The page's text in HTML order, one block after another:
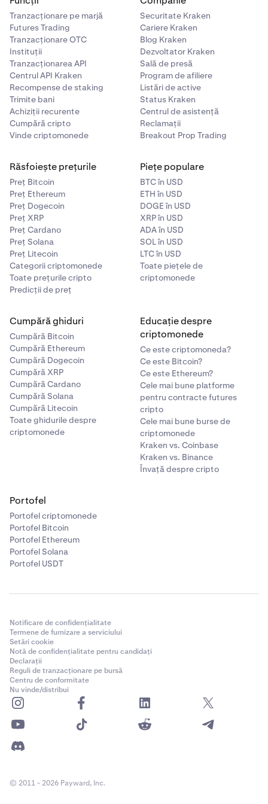
o anumită sumă, ajutând la limitarea pierderilor
potențiale.
Toate aceste tipuri de ordine vor fi disponibile la lansare
pentru a vă ajuta să gestionați riscul și să intrați sau să
ieșiți din poziții mai eficient.
Tranzacționare pe marjă
Futures Trading
Tranzacționare OTC
Instituții
Tranzacționarea API
Centrul API Kraken
Recompense de staking
Trimite bani
Achiziții recurente
Cumpără cripto
Vinde criptomonede
Securitate Kraken
Cariere Kraken
Blog Kraken
Dezvoltator Kraken
Sală de presă
Program de afiliere
Listări de active
Status Kraken
Centrul de asistență
Reclamații
Breakout Prop Trading
Răsfoiește prețurile
Preț Bitcoin
Preț Ethereum
Preț Dogecoin
Preț XRP
Preț Cardano
Preț Solana
Preț Litecoin
Categorii criptomonede
Toate prețurile cripto
Predicții de preț
Piețe populare
BTC în USD
ETH în USD
DOGE în USD
XRP în USD
ADA în USD
SOL în USD
LTC în USD
Toate piețele de
criptomonede
Cumpără ghiduri
Cumpără Bitcoin
Cumpără Ethereum
Cumpără Dogecoin
Cumpără XRP
Cumpără Cardano
Cumpără Solana
Cumpără Litecoin
Toate ghidurile despre
criptomonede
Educație despre
criptomonede
Ce este criptomoneda?
Ce este Bitcoin?
Ce este Ethereum?
Cele mai bune platforme
pentru contracte futures
cripto
Cele mai bune burse de
criptomonede
Kraken vs. Coinbase
Kraken vs. Binance
Învață despre cripto
Portofel
Portofel criptomonede
Portofel Bitcoin
Portofel Ethereum
Portofel Solana
Portofel USDT
Notificare de confidențialitate
Termene de furnizare a serviciului
Setări cookie
Notă de confidențialitate pentru candidați
Declarații
Reguli de tranzacționare pe bursă
Centru de conformitate
Nu vinde/distribui
© 2011 - 2026 Payward, Inc.